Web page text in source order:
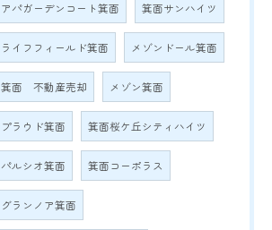
アパガーデンコート箕面 箕面サンハイツ
ライフフィールド箕面 メゾンドール箕面
箕面 不動産売却 メゾン箕面
プラウド箕面 箕面桜ケ丘シティハイツ
パルシオ箕面 箕面コーポラス
グランノア箕面